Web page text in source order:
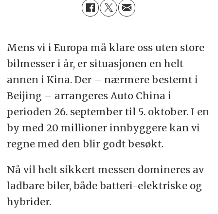
Mens vi i Europa må klare oss uten store
bilmesser i år, er situasjonen en helt
annen i Kina. Der – nærmere bestemt i
Beijing – arrangeres Auto China i
perioden 26. september til 5. oktober. I en
by med 20 millioner innbyggere kan vi
regne med den blir godt besøkt.
Nå vil helt sikkert messen domineres av
ladbare biler, både batteri-elektriske og
hybrider.